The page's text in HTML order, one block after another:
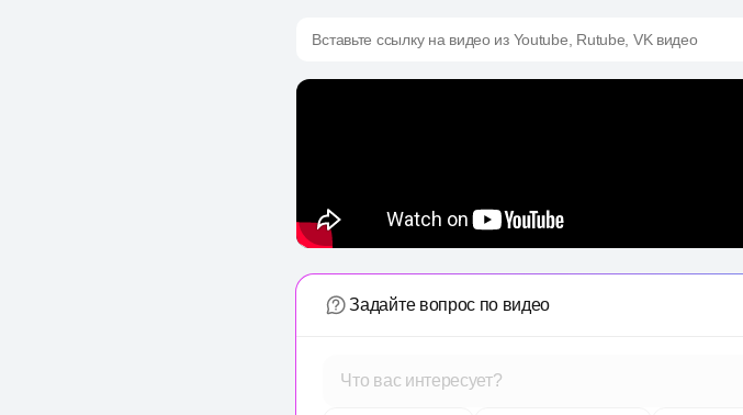
Вставьте ссылку на видео из Youtube, Rutube, VK видео
Задайте вопрос по видео
Что вас интересует?